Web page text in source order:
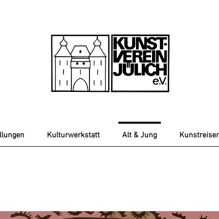
Kulturwerkstatt Alt & Jung